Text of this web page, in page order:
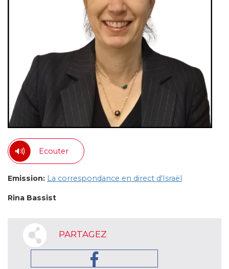
Ecouter
Emission: La correspondance en direct d'Israël
Rina Bassist
PARTAGEZ